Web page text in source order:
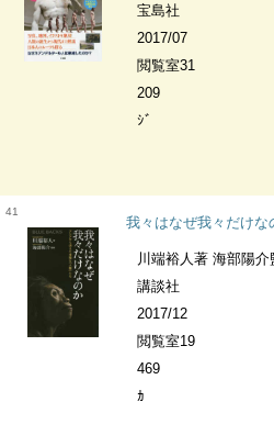
宝島社
2017/07
閲覧室31
209
ｼﾞ
41
我々はなぜ我々だけなのか アジ
川端裕人著 海部陽介
講談社
2017/12
閲覧室19
469
ｶ